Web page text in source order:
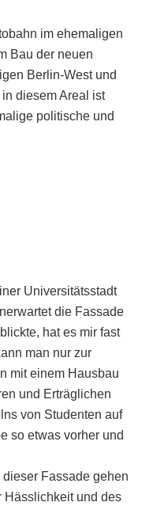
im ehemaligen
Bau der neuen
Berlin-West und
diesem Areal ist
politische und
Universitätsstadt
die Fassade
hat es mir fast
man nur zur
mit einem Hausbau
und Erträglichen
von Studenten auf
so etwas vorher und
Fassade gehen
Hässlichkeit und des